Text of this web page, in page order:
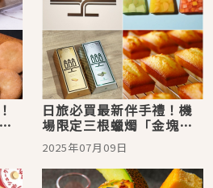
日旅必買最新伴手禮！機
場限定三根蠟燭「金塊・
銀塊費南雪」，甜點控絕
不能錯過日本熱銷王
2025年07月09日